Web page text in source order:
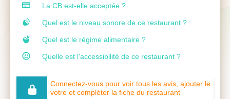
La CB est-elle acceptée ?
Quel est le niveau sonore de ce restaurant ?
Quel est le régime alimentaire ?
Quelle est l'accessibilité de ce restaurant ?
Connectez-vous pour voir tous les avis, ajouter le
votre et compléter la fiche du restaurant